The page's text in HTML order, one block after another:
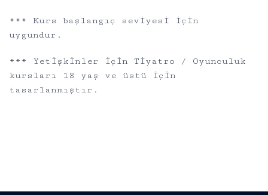
*** Kurs başlangıç seviyesi için
uygundur.
*** Yetişkinler için Tiyatro / Oyunculuk
kursları 18 yaş ve üstü için
tasarlanmıştır.